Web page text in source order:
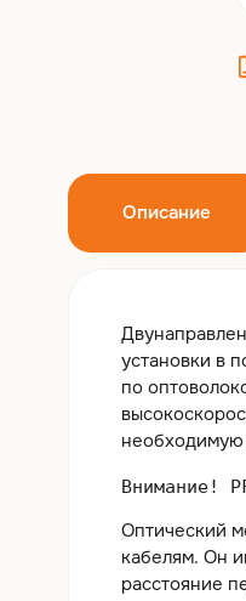
Описание
установки в
по
необходимую
Внимание!
Оптический
кабелям. Он
расстояние